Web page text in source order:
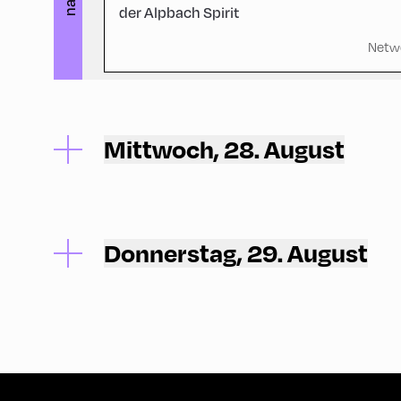
der Alpbach Spirit
Mittwoch, 28. August
Donnerstag, 29. August